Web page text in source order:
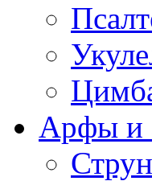
Арфы и